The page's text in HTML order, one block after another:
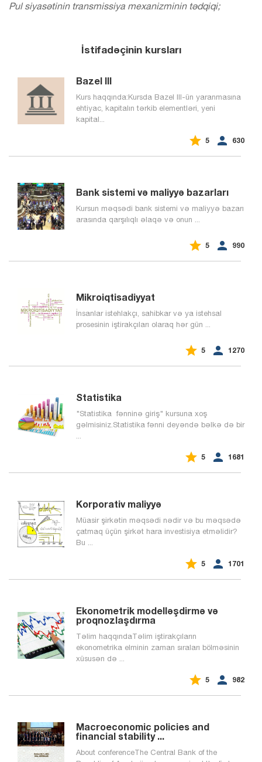
Pul siyasətinin transmissiya mexanizminin tədqiqi;
İstifadəçinin kursları
Bazel III
Kurs haqqında:Kursda Bazel III-ün yaranmasına
ehtiyac, kapitalın tərkib elementləri, yeni
kapital...
 5  630
Bank sistemi və maliyyə bazarları
Kursun məqsədi bank sistemi və maliyyə bazarı
arasında qarşılıqlı əlaqə və onun ...
 5  990
Mikroiqtisadiyyat
İnsanlar istehlakçı, sahibkar və ya istehsal
prosesinin iştirakçıları olaraq hər gün ...
 5  1270
Statistika
"Statistika fənninə giriş" kursuna xoş
gəlmisiniz.Statistika fənni deyəndə bəlkə də bir
...
 5  1681
Korporativ maliyyə
Müasir şirkətin məqsədi nədir və bu məqsədə
çatmaq üçün şirkət hara investisiya etməlidir?
Bu ...
 5  1701
Ekonometrik modelləşdirmə və
proqnozlaşdırma
Təlim haqqındaTəlim iştirakçıların
ekonometrika elminin zaman sıraları bölməsinin
xüsusən də ...
 5  982
Macroeconomic policies and
financial stability ...
About conferenceThe Central Bank of the